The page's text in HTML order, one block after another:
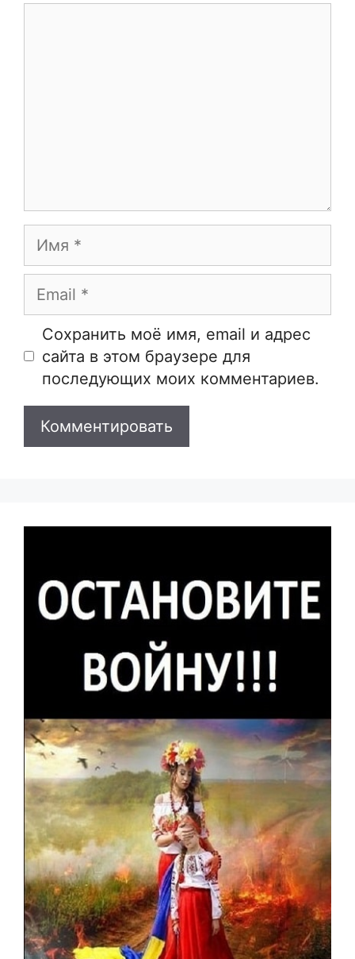
Имя
Email
Сайт
Сохранить моё имя, email и адрес
сайта в этом браузере для
последующих моих комментариев.